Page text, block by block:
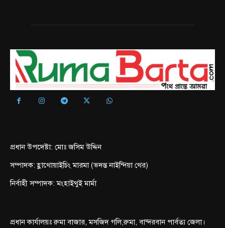
প্রধান উপদেষ্টা: মোঃ জসিম উদ্দিন
সম্পাদক: হ্লাথোয়াইচিং মারমা (ভদন্ত নাইন্দিয়া থের)
নির্বাহী সম্পাদক: মংহাইথুই মার্মা
প্রধান কার্যালয়ঃ রুমা বাজার, মসজিদ গলি,রুমা, বান্দরবান পার্বত্য জেলা।